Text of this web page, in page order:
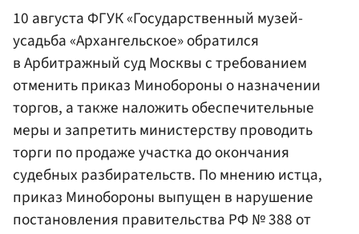
10 августа ФГУК «Государственный музей-
усадьба «Архангельское» обратился
в Арбитражный суд Москвы с требованием
отменить приказ Минобороны о назначении
торгов, а также наложить обеспечительные
меры и запретить министерству проводить
торги по продаже участка до окончания
судебных разбирательств. По мнению истца,
приказ Минобороны выпущен в нарушение
постановления правительства РФ№ 388 от